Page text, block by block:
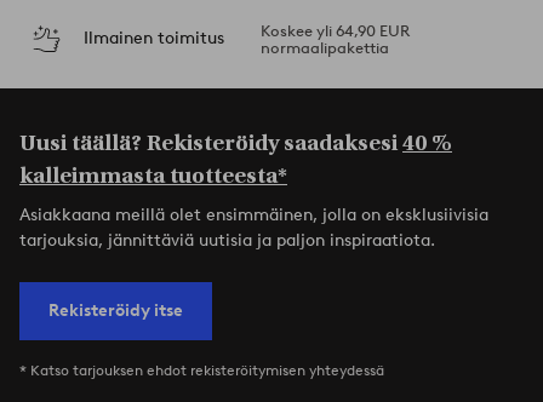
Ilmainen toimitus
Koskee yli 64,90 EUR
normaalipakettia
Uusi täällä? Rekisteröidy saadaksesi40 %
kalleimmasta tuotteesta*
Asiakkaana meillä olet ensimmäinen, jolla on eksklusiivisia
tarjouksia, jännittäviä uutisia ja paljon inspiraatiota.
Rekisteröidy itse
* Katso tarjouksen ehdot rekisteröitymisen yhteydessä